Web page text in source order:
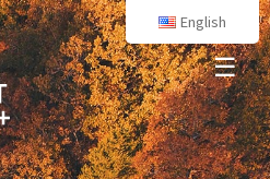
English
☰